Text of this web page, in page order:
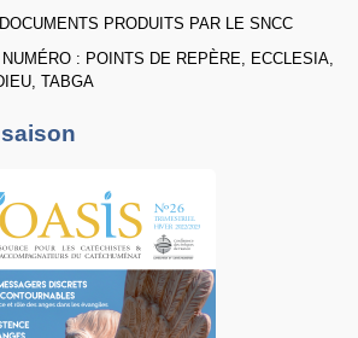
PRODUITS PAR LE SNCC
: POINTS DE REPÈRE, ECCLESIA,
TABGA